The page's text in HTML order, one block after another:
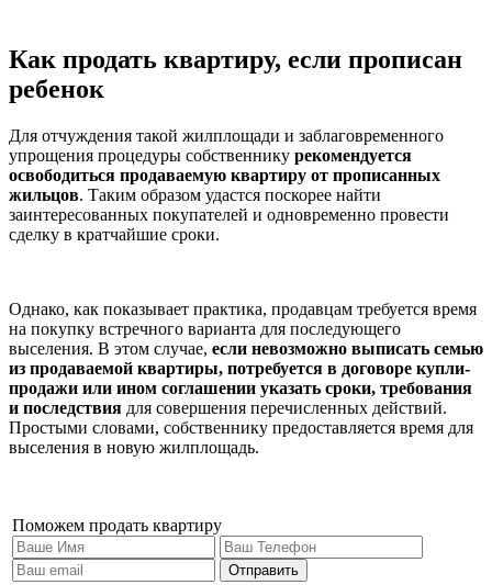
Как продать квартиру, если прописан
ребенок
Для отчуждения такой жилплощади и заблаговременного
упрощения процедуры собственнику рекомендуется
освободиться продаваемую квартиру от прописанных
жильцов. Таким образом удастся поскорее найти
заинтересованных покупателей и одновременно провести
сделку в кратчайшие сроки.
Однако, как показывает практика, продавцам требуется время
на покупку встречного варианта для последующего
выселения. В этом случае, если невозможно выписать семью
из продаваемой квартиры, потребуется в договоре купли-
продажи или ином соглашении указать сроки, требования
и последствия для совершения перечисленных действий.
Простыми словами, собственнику предоставляется время для
выселения в новую жилплощадь.
Поможем продать квартиру
Отправить